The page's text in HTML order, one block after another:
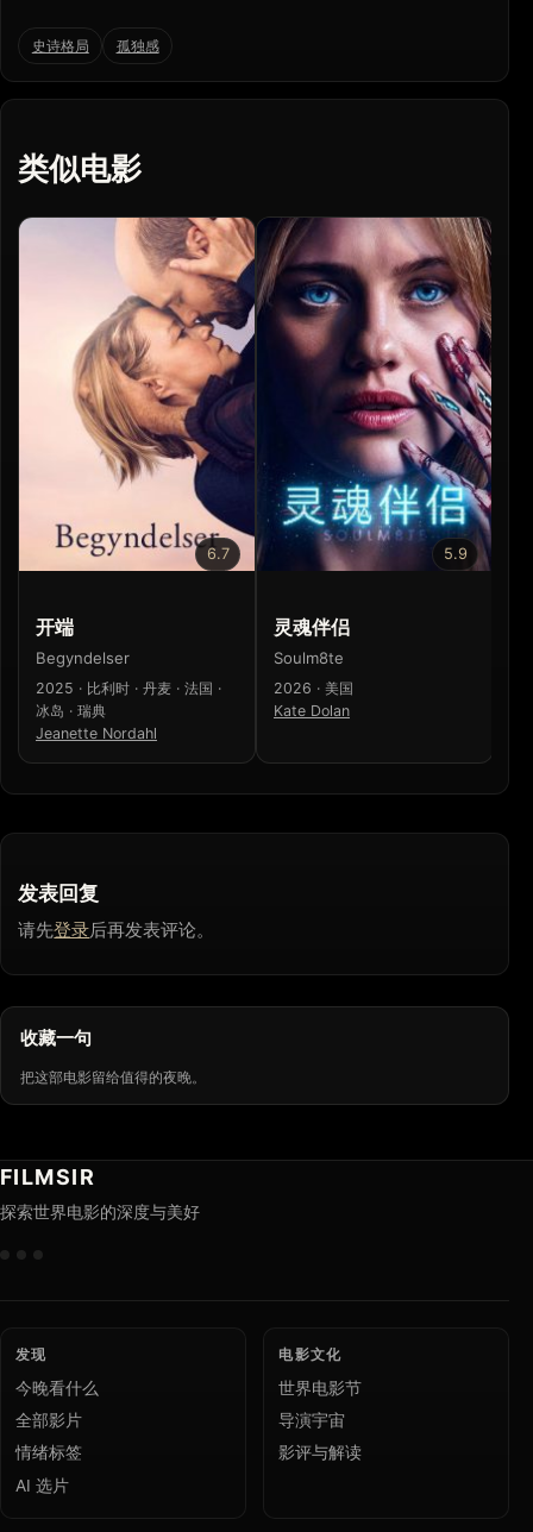
史诗格局 孤独感
类似电影
6.7
开端
Begyndelser
2025 · 比利时 · 丹麦 · 法国 ·
冰岛 · 瑞典
Jeanette Nordahl
5.9
灵魂伴侣
Soulm8te
2026 · 美国
Kate Dolan
发表回复
请先登录后再发表评论。
收藏一句
把这部电影留给值得的夜晚。
FILMSIR
探索世界电影的深度与美好
发现
今晚看什么
全部影片
情绪标签
AI 选片
电影文化
世界电影节
导演宇宙
影评与解读